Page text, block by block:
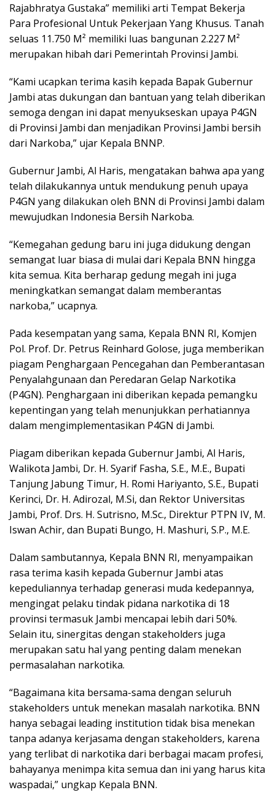
Rajabhratya Gustaka” memiliki arti Tempat Bekerja
Para Profesional Untuk Pekerjaan Yang Khusus. Tanah
seluas 11.750 M² memiliki luas bangunan 2.227 M²
merupakan hibah dari Pemerintah Provinsi Jambi.
“Kami ucapkan terima kasih kepada Bapak Gubernur
Jambi atas dukungan dan bantuan yang telah diberikan
semoga dengan ini dapat menyukseskan upaya P4GN
di Provinsi Jambi dan menjadikan Provinsi Jambi bersih
dari Narkoba,” ujar Kepala BNNP.
Gubernur Jambi, Al Haris, mengatakan bahwa apa yang
telah dilakukannya untuk mendukung penuh upaya
P4GN yang dilakukan oleh BNN di Provinsi Jambi dalam
mewujudkan Indonesia Bersih Narkoba.
“Kemegahan gedung baru ini juga didukung dengan
semangat luar biasa di mulai dari Kepala BNN hingga
kita semua. Kita berharap gedung megah ini juga
meningkatkan semangat dalam memberantas
narkoba,” ucapnya.
Pada kesempatan yang sama, Kepala BNN RI, Komjen
Pol. Prof. Dr. Petrus Reinhard Golose, juga memberikan
piagam Penghargaan Pencegahan dan Pemberantasan
Penyalahgunaan dan Peredaran Gelap Narkotika
(P4GN). Penghargaan ini diberikan kepada pemangku
kepentingan yang telah menunjukkan perhatiannya
dalam mengimplementasikan P4GN di Jambi.
Piagam diberikan kepada Gubernur Jambi, Al Haris,
Walikota Jambi, Dr. H. Syarif Fasha, S.E., M.E., Bupati
Tanjung Jabung Timur, H. Romi Hariyanto, S.E., Bupati
Kerinci, Dr. H. Adirozal, M.Si, dan Rektor Universitas
Jambi, Prof. Drs. H. Sutrisno, M.Sc., Direktur PTPN IV, M.
Iswan Achir, dan Bupati Bungo, H. Mashuri, S.P., M.E.
Dalam sambutannya, Kepala BNN RI, menyampaikan
rasa terima kasih kepada Gubernur Jambi atas
kepeduliannya terhadap generasi muda kedepannya,
mengingat pelaku tindak pidana narkotika di 18
provinsi termasuk Jambi mencapai lebih dari 50%.
Selain itu, sinergitas dengan stakeholders juga
merupakan satu hal yang penting dalam menekan
permasalahan narkotika.
“Bagaimana kita bersama-sama dengan seluruh
stakeholders untuk menekan masalah narkotika. BNN
hanya sebagai leading institution tidak bisa menekan
tanpa adanya kerjasama dengan stakeholders, karena
yang terlibat di narkotika dari berbagai macam profesi,
bahayanya menimpa kita semua dan ini yang harus kita
waspadai,” ungkap Kepala BNN.